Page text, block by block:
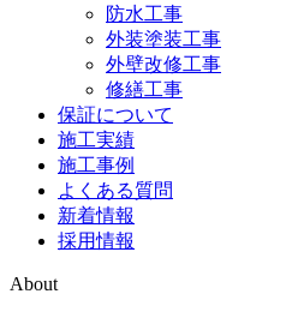
防水工事
外装塗装工事
外壁改修工事
修繕工事
保証について
施工実績
施工事例
よくある質問
新着情報
採用情報
About